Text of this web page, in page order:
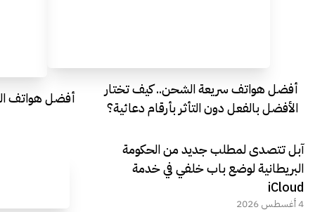
أفضل هواتف سريعة الشحن.. كيف تختار
الأفضل بالفعل دون التأثر بأرقام دعائية؟
أفضل هواتف
آبل تتصدى لمطلب جديد من الحكومة
البريطانية لوضع باب خلفي في خدمة
iCloud
4 أغسطس 2026